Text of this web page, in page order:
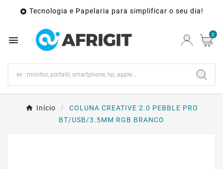
 Tecnologia e Papelaria para simplificar o seu dia!
 0
Início
COLUNA CREATIVE 2.0 PEBBLE PRO
BT/USB/3.5MM RGB BRANCO